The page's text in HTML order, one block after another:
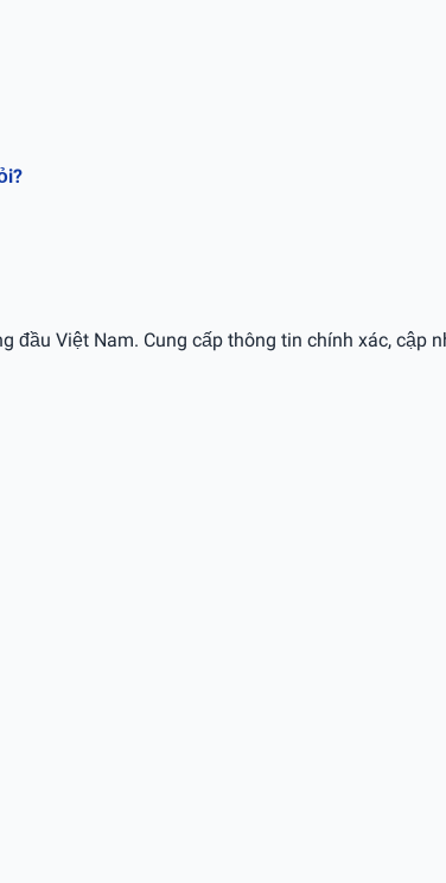
Việt Nam. Cung cấp thông tin chính xác, cập